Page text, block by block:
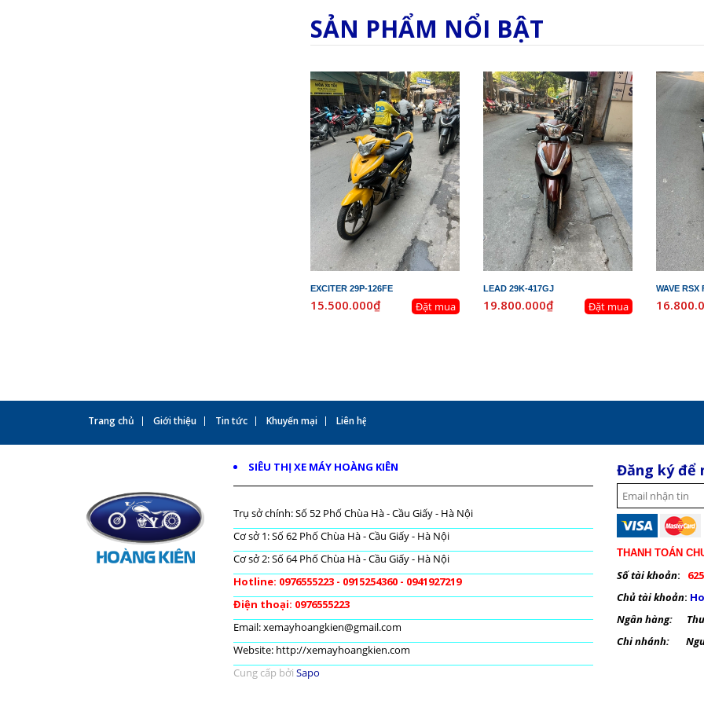
SẢN PHẨM NỔI BẬT
EXCITER 29P-126FE
15.500.000₫ Đặt mua
LEAD 29K-417GJ
19.800.000₫ Đặt mua
WAVE RSX
Trang chủ Giới thiệu Tin tức Khuyến mại Liên hệ
SIÊU THỊ XE MÁY HOÀNG KIÊN
Trụ sở chính: Số 52 Phố Chùa Hà - Cầu Giấy - Hà Nội
Cơ sở 1: Số 62 Phố Chùa Hà - Cầu Giấy - Hà Nội
Cơ sở 2: Số 64 Phố Chùa Hà - Cầu Giấy - Hà Nội
Hotline: 0976555223 - 0915254360 - 0941927219
Điện thoại: 0976555223
Email: xemayhoangkien@gmail.com
Website: http://xemayhoangkien.com
Cung cấp bởi Sapo
Đăng ký để
THANH TOÁN
Số tài khoản:
Chủ tài khoản:
Ngân hàng:
Chi nhánh: